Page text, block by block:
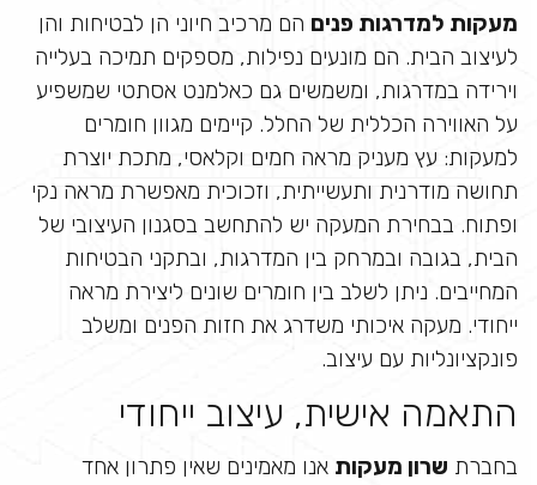
מעקות למדרגות פנים הם מרכיב חיוני הן לבטיחות והן
לעיצוב הבית. הם מונעים נפילות, מספקים תמיכה בעלייה
וירידה במדרגות, ומשמשים גם כאלמנט אסתטי שמשפיע
על האווירה הכללית של החלל. קיימים מגוון חומרים
למעקות: עץ מעניק מראה חמים וקלאסי, מתכת יוצרת
תחושה מודרנית ותעשייתית, וזכוכית מאפשרת מראה נקי
ופתוח. בבחירת המעקה יש להתחשב בסגנון העיצובי של
הבית, בגובה ובמרחק בין המדרגות, ובתקני הבטיחות
המחייבים. ניתן לשלב בין חומרים שונים ליצירת מראה
ייחודי. מעקה איכותי משדרג את חזות הפנים ומשלב
פונקציונליות עם עיצוב.
התאמה אישית, עיצוב ייחודי
בחברת שרון מעקות אנו מאמינים שאין פתרון אחד